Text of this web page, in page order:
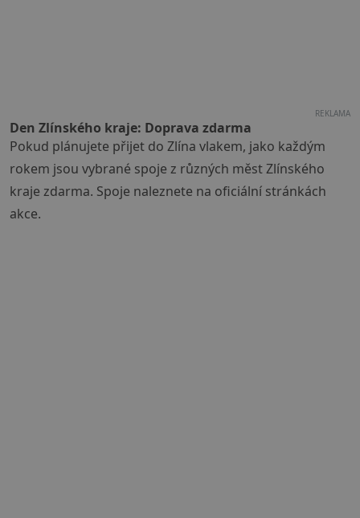
REKLAMA
Den Zlínského kraje: Doprava zdarma
Pokud plánujete přijet do Zlína vlakem, jako každým
rokem jsou vybrané spoje z různých měst Zlínského
kraje zdarma. Spoje naleznete na oficiální stránkách
akce.